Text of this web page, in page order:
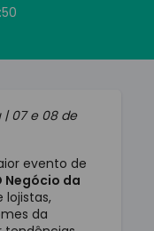
| 07 e 08 de
evento de
Negócio da
lojistas,
da